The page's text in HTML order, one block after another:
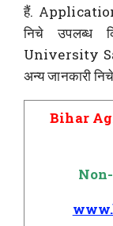
हैं.
निचे उपलब्ध
University
अन्य जानकारी
Bihar